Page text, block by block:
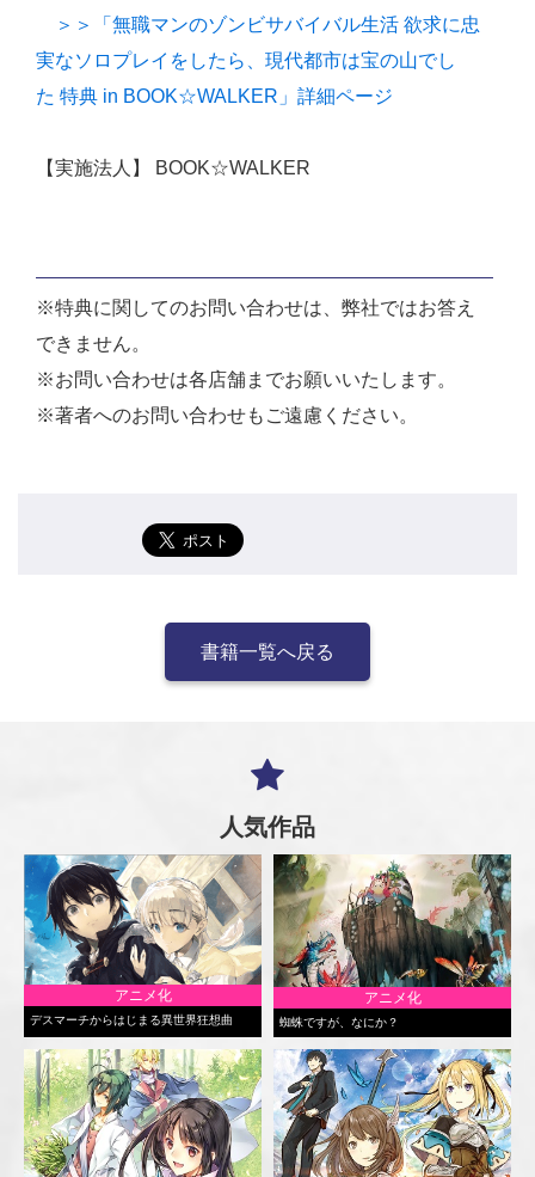
＞＞「無職マンのゾンビサバイバル生活 欲求に忠
実なソロプレイをしたら、現代都市は宝の山でし
た 特典 in BOOK☆WALKER」詳細ページ
【実施法人】 BOOK☆WALKER
※特典に関してのお問い合わせは、弊社ではお答え
できません。
※お問い合わせは各店舗までお願いいたします。
※著者へのお問い合わせもご遠慮ください。
書籍一覧へ戻る
人気作品
アニメ化
デスマーチからはじまる異世界狂想曲
アニメ化
蜘蛛ですが、なにか？